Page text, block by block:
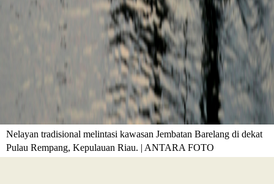
Nelayan tradisional melintasi kawasan Jembatan Barelang di dekat
Pulau Rempang, Kepulauan Riau. | ANTARA FOTO